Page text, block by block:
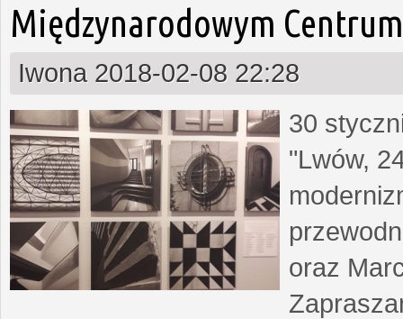
Międzynarodowym
Iwona 2018-02-08 22:28
30
"Lwów,
oraz